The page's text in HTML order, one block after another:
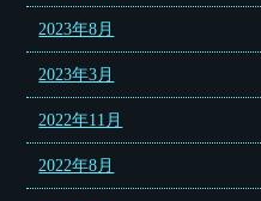
2023年8月
2023年3月
2022年11月
2022年8月